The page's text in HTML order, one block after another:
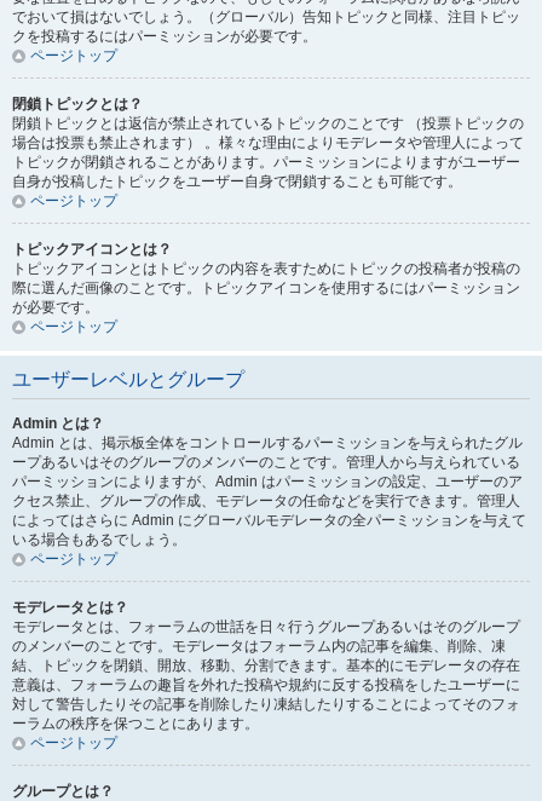
でおいて損はないでしょう。（グローバル）告知トピックと同様、注目トピッ
クを投稿するにはパーミッションが必要です。
ページトップ
閉鎖トピックとは？
閉鎖トピックとは返信が禁止されているトピックのことです （投票トピックの
場合は投票も禁止されます） 。様々な理由によりモデレータや管理人によって
トピックが閉鎖されることがあります。パーミッションによりますがユーザー
自身が投稿したトピックをユーザー自身で閉鎖することも可能です。
ページトップ
トピックアイコンとは？
トピックアイコンとはトピックの内容を表すためにトピックの投稿者が投稿の
際に選んだ画像のことです。トピックアイコンを使用するにはパーミッション
が必要です。
ページトップ
ユーザーレベルとグループ
Admin とは？
Admin とは、掲示板全体をコントロールするパーミッションを与えられたグル
ープあるいはそのグループのメンバーのことです。管理人から与えられている
パーミッションによりますが、Admin はパーミッションの設定、ユーザーのア
クセス禁止、グループの作成、モデレータの任命などを実行できます。管理人
によってはさらに Admin にグローバルモデレータの全パーミッションを与えて
いる場合もあるでしょう。
ページトップ
モデレータとは？
モデレータとは、フォーラムの世話を日々行うグループあるいはそのグループ
のメンバーのことです。モデレータはフォーラム内の記事を編集、削除、凍
結、トピックを閉鎖、開放、移動、分割できます。基本的にモデレータの存在
意義は、フォーラムの趣旨を外れた投稿や規約に反する投稿をしたユーザーに
対して警告したりその記事を削除したり凍結したりすることによってそのフォ
ーラムの秩序を保つことにあります。
ページトップ
グループとは？